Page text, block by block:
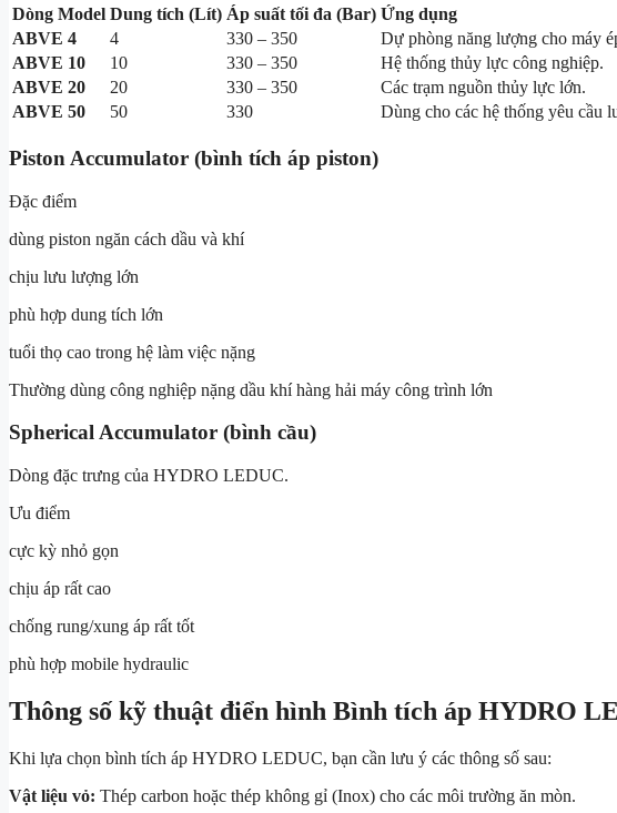
Dòng Model Dung tích (Lít) Áp suất tối đa (Bar) Ứng dụng
ABVE 4
4 330 – 350
Dự phòng năng lượng cho máy
ABVE 10
10 330 – 350
Hệ thống thủy lực công nghiệp.
ABVE 20
20 330 – 350
Các trạm nguồn thủy lực lớn.
ABVE 50
50 330 Dùng cho các hệ thống yêu cầu
Piston Accumulator (bình tích áp piston)
Đặc điểm
dùng piston ngăn cách dầu và khí
chịu lưu lượng lớn
phù hợp dung tích lớn
tuổi thọ cao trong hệ làm việc nặng
Thường dùng công nghiệp nặng dầu khí hàng hải máy công trình lớn
Spherical Accumulator (bình cầu)
Dòng đặc trưng của HYDRO LEDUC.
Ưu điểm
cực kỳ nhỏ gọn
chịu áp rất cao
chống rung/xung áp rất tốt
phù hợp mobile hydraulic
Thông số kỹ thuật điển hình Bình tích áp HYDRO
Khi lựa chọn bình tích áp HYDRO LEDUC, bạn cần lưu ý các thông số sau:
Vật liệu vỏ: Thép carbon hoặc thép không gỉ (Inox) cho các môi trường ăn mòn.